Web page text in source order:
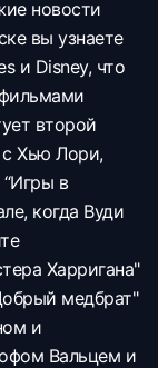
новости
вы узнаете
и Disney, что
второй
с Хью Лори,
в
когда Вуди
Харригана"
медбрат"
и
Вальцем и